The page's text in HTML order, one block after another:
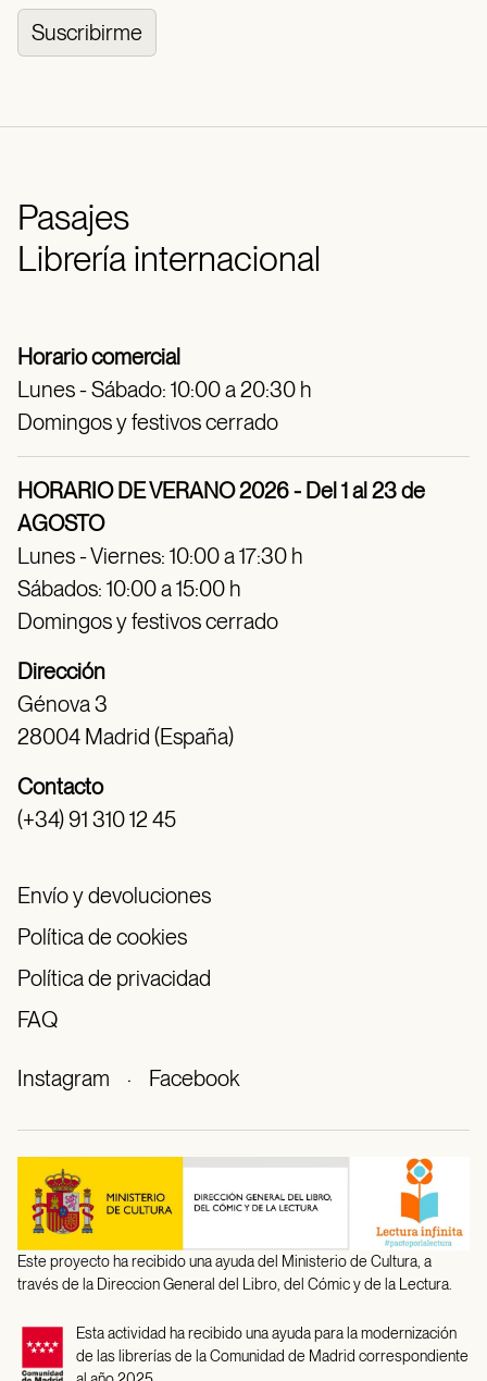
Suscribirme
Pasajes
Librería internacional
Horario comercial
Lunes - Sábado: 10:00 a 20:30 h
Domingos y festivos cerrado
HORARIO DE VERANO 2026 - Del 1 al 23 de
AGOSTO
Lunes - Viernes: 10:00 a 17:30 h
Sábados: 10:00 a 15:00 h
Domingos y festivos cerrado
Dirección
Génova 3
28004 Madrid (España)
Contacto
(+34) 91 310 12 45
Envío y devoluciones
Política de cookies
Política de privacidad
FAQ
Instagram · Facebook
Este proyecto ha recibido una ayuda del Ministerio de Cultura, a
través de la Direccion General del Libro, del Cómic y de la Lectura.
Esta actividad ha recibido una ayuda para la modernización
de las librerías de la Comunidad de Madrid correspondiente